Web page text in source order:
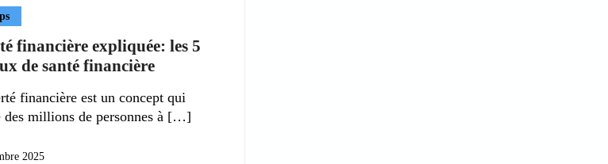
financière expliquée: les 5
de santé financière
financière est un concept qui
des millions de personnes à
2025